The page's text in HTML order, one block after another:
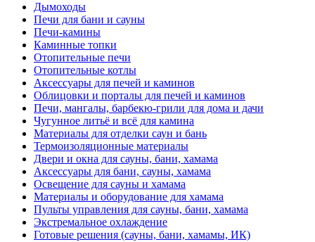
Дымоходы
Печи для бани и сауны
Печи-камины
Каминные топки
Отопительные печи
Отопительные котлы
Аксессуары для печей и каминов
Облицовки и порталы для печей и каминов
Печи, мангалы, барбекю-грили для дома и дачи
Чугунное литьё и всё для камина
Материалы для отделки саун и бань
Термоизоляционные материалы
Двери и окна для сауны, бани, хамама
Аксессуары для бани, сауны, хамама
Освещение для сауны и хамама
Материалы и оборудование для хамама
Пульты управления для сауны, бани, хамама
Экстремальное охлаждение
Готовые решения (сауны, бани, хамамы, ИК)